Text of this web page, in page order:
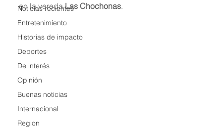
Noticias recientes
Entretenimiento
Historias de impacto
Deportes
De interés
Opinión
Buenas noticias
Internacional
Region
en la vereda Las Chochonas.